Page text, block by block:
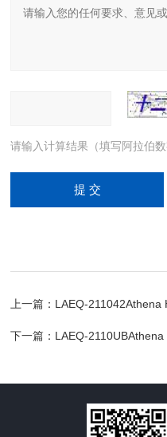
请输入计算结果（填写阿拉伯
上一篇： LAEQ-211042Athena
下一篇： LAEQ-